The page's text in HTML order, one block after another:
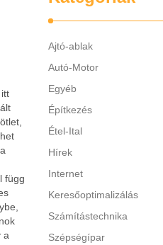
függ
a
Ajtó-ablak
Autó-Motor
Egyéb
Építkezés
Étel-Ital
Hírek
Internet
Keresőoptimalizálás
Számítástechnika
Szépségípar